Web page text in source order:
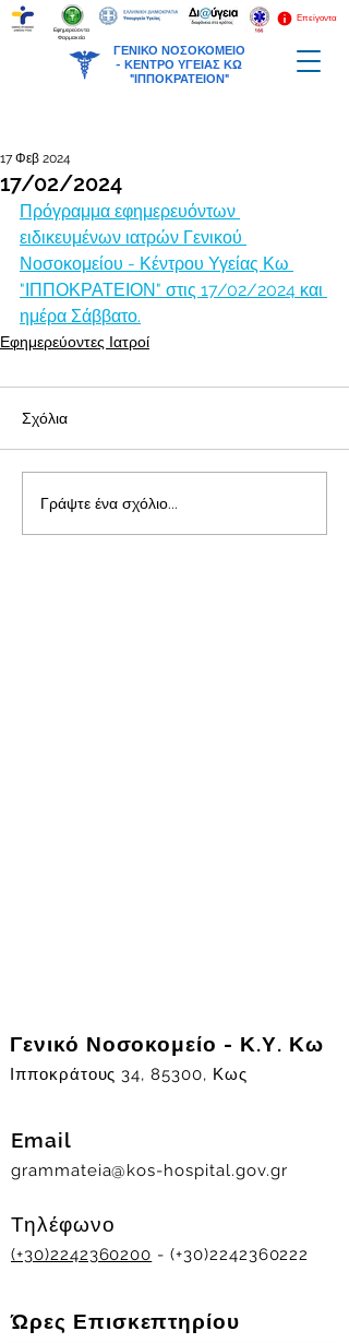
ΓΕΝΙΚΟ ΝΟΣΟΚΟΜΕΙΟ
- ΚΕΝΤΡΟ ΥΓΕΙΑΣ ΚΩ
"ΙΠΠΟΚΡΑΤΕΙΟΝ"
Επείγοντα
Εφημερεύοντα
Φαρμακεία
17/02/2024
17 Φεβ 2024
Πρόγραμμα εφημερευόντων
ειδικευμένων ιατρών Γενικού
Νοσοκομείου - Κέντρου Υγείας Κω
"ΙΠΠΟΚΡΑΤΕΙΟΝ" στις 17/02/2024 και
ημέρα Σάββατο.
Εφημερεύοντες Ιατροί
Σχόλια
Γράψτε ένα σχόλιο...
Γενικό Νοσοκομείο - Κ.Υ. Κω
Ιπποκράτους 34, 85300, Κως
Email
grammateia@kos-hospital.gov.gr
Τηλέφωνο
(+30)2242360200 - (+30)2242360222
Ώρες Επισκεπτηρίου